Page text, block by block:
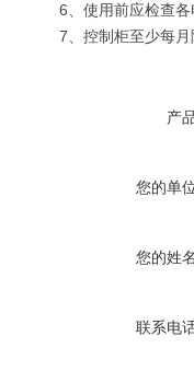
6、使用前应检查
7、控制柜至少每
产
您的单
您的姓
联系电